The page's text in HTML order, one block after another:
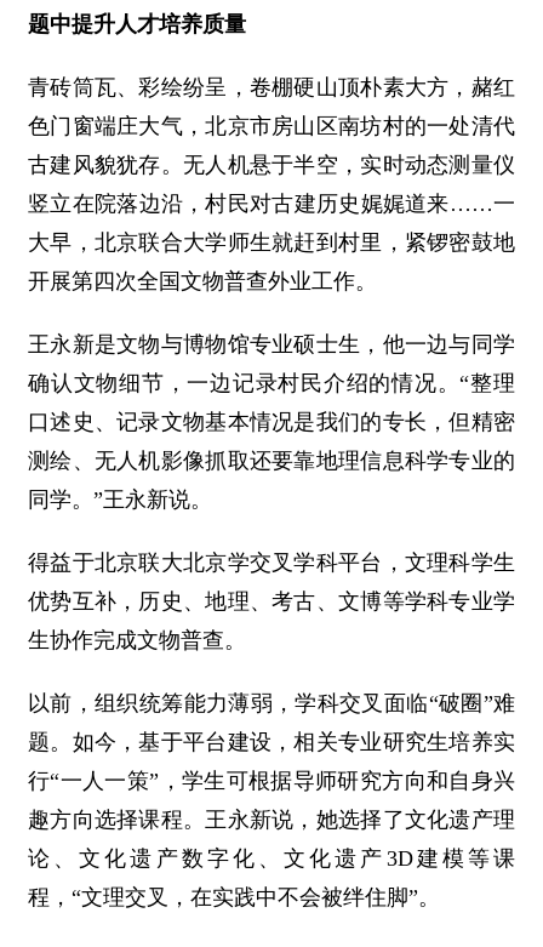
题中提升人才培养质量
青砖筒瓦、彩绘纷呈，卷棚硬山顶朴素大方，赭红
色门窗端庄大气，北京市房山区南坊村的一处清代
古建风貌犹存。无人机悬于半空，实时动态测量仪
竖立在院落边沿，村民对古建历史娓娓道来……一
大早，北京联合大学师生就赶到村里，紧锣密鼓地
开展第四次全国文物普查外业工作。
王永新是文物与博物馆专业硕士生，他一边与同学
确认文物细节，一边记录村民介绍的情况。“整理
口述史、记录文物基本情况是我们的专长，但精密
测绘、无人机影像抓取还要靠地理信息科学专业的
同学。”王永新说。
得益于北京联大北京学交叉学科平台，文理科学生
优势互补，历史、地理、考古、文博等学科专业学
生协作完成文物普查。
以前，组织统筹能力薄弱，学科交叉面临“破圈”难
题。如今，基于平台建设，相关专业研究生培养实
行“一人一策”，学生可根据导师研究方向和自身兴
趣方向选择课程。王永新说，她选择了文化遗产理
论、文化遗产数字化、文化遗产3D建模等课
程，“文理交叉，在实践中不会被绊住脚”。